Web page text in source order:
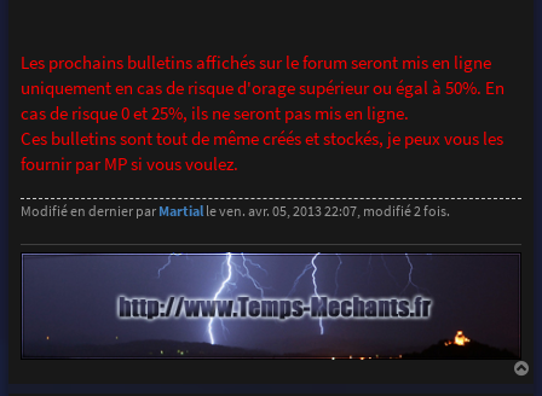
Les prochains bulletins affichés sur le forum seront mis en ligne
uniquement en cas de risque d'orage supérieur ou égal à 50%. En
cas de risque 0 et 25%, ils ne seront pas mis en ligne.
Ces bulletins sont tout de même créés et stockés, je peux vous les
fournir par MP si vous voulez.
Modifié en dernier par Martialle ven. avr. 05, 2013 22:07, modifié 2 fois.